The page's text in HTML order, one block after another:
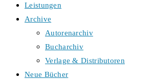
Leistungen
Archive
Autorenarchiv
Bucharchiv
Verlage & Distributoren
Neue Bücher